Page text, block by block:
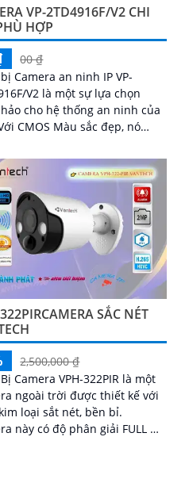
VP-2TD4916F/V2 CHI
HỢP
00 ₫
Camera an ninh IP VP-
V2 là một sự lựa chọn
cho hệ thống an ninh của
ban đêm với công nghệ
400m
SẮC NÉT
2,500,000 ₫
Camera VPH-322PIR là một
ngoài trời được thiết kế với
loại sắt nét, bền bỉ.
này có độ phân giải FULL HD